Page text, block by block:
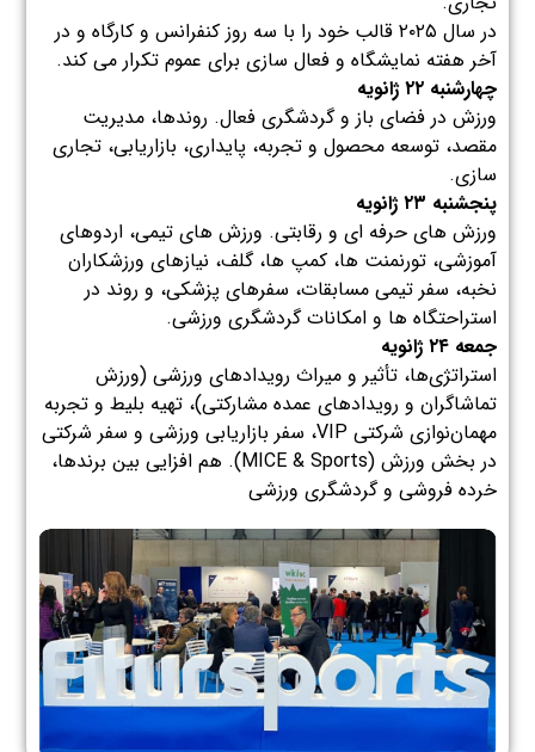
در سال ۲۰۲۵ قالب خود را با سه روز کنفرانس و کارگاه و در
آخر هفته نمایشگاه و فعال سازی برای عموم تکرار می کند.
چهارشنبه ۲۲ ژانویه
ورزش در فضای باز و گردشگری فعال. روندها، مدیریت
مقصد، توسعه محصول و تجربه، پایداری، بازاریابی، تجاری
سازی.
پنجشنبه ۲۳ ژانویه
ورزش های حرفه ای و رقابتی. ورزش های تیمی، اردوهای
آموزشی، تورنمنت ها، کمپ ها، گلف، نیازهای ورزشکاران
نخبه، سفر تیمی مسابقات، سفرهای پزشکی، و روند در
استراحتگاه ها و امکانات گردشگری ورزشی.
جمعه ۲۴ ژانویه
استراتژی‌ها، تأثیر و میراث رویدادهای ورزشی (ورزش
تماشاگران و رویدادهای عمده مشارکتی)، تهیه بلیط و تجربه
مهمان‌نوازی شرکتی VIP، سفر بازاریابی ورزشی و سفر شرکتی
در بخش ورزش (MICE & Sports). هم افزایی بین برندها،
خرده فروشی و گردشگری ورزشی